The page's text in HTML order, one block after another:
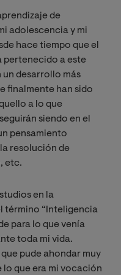
de
adolescencia y mi
hace tiempo que el
pertenecido a este
desarrollo más
finalmente han sido
a lo que
siendo en el
pensamiento
resolución de
etc.
en la
término “Inteligencia
para lo que venía
toda mi vida.
pude ahondar muy
que era mi vocación